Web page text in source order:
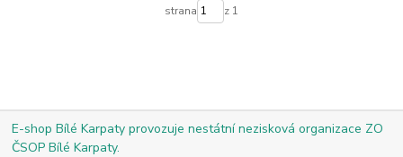
strana z 1
E-shop Bílé Karpaty provozuje nestátní nezisková organizace ZO
ČSOP Bílé Karpaty.